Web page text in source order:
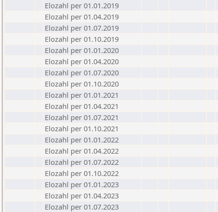
Elozahl per 01.01.2019
Elozahl per 01.04.2019
Elozahl per 01.07.2019
Elozahl per 01.10.2019
Elozahl per 01.01.2020
Elozahl per 01.04.2020
Elozahl per 01.07.2020
Elozahl per 01.10.2020
Elozahl per 01.01.2021
Elozahl per 01.04.2021
Elozahl per 01.07.2021
Elozahl per 01.10.2021
Elozahl per 01.01.2022
Elozahl per 01.04.2022
Elozahl per 01.07.2022
Elozahl per 01.10.2022
Elozahl per 01.01.2023
Elozahl per 01.04.2023
Elozahl per 01.07.2023